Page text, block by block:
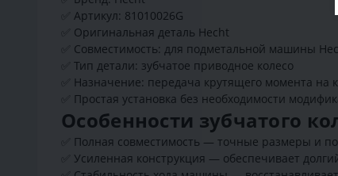
Артикул: 81010026G
Оригинальная деталь Hecht
Совместимость: для подметальной машины
Тип детали: зубчатое приводное колесо
Назначение: передача крутящего момента на
Простая установка без необходимости
Особенности зубчатого
Полная совместимость — точные размеры и
Усиленная конструкция — обеспечивает